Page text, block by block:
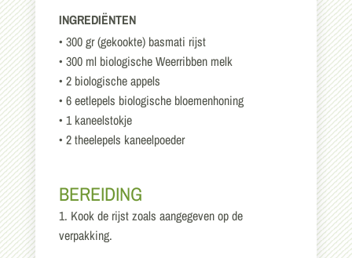
INGREDIËNTEN
• 300 gr (gekookte) basmati rijst
• 300 ml biologische Weerribben melk
• 2 biologische appels
• 6 eetlepels biologische bloemenhoning
• 1 kaneelstokje
• 2 theelepels kaneelpoeder
BEREIDING
1. Kook de rijst zoals aangegeven op de
verpakking.